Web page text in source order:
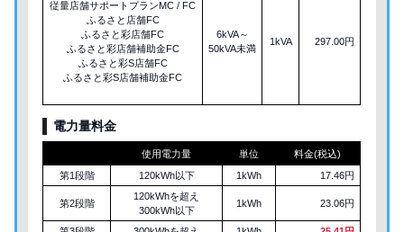
従量店舗サポートプランMC / FC
ふるさと店舗FC
ふるさと彩店舗FC
ふるさと彩店舗補助金FC
ふるさと彩S店舗FC
ふるさと彩S店舗補助金FC
6kVA～
50kVA未満
1kVA 297.00円
電力量料金
使用電力量 単位
料金(税込)
第1段階
120kWh以下 1kWh 17.46円
第2段階
120kWhを超え
300kWh以下
1kWh 23.06円